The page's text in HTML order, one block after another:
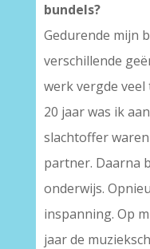
bundels?
Gedurende mijn
verschillende
werk vergde
20 jaar was ik
slachtoffer
partner. Daarna
onderwijs.
inspanning. Op
jaar de